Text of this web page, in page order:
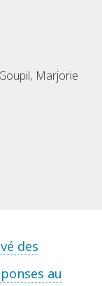
Marjorie
des
au